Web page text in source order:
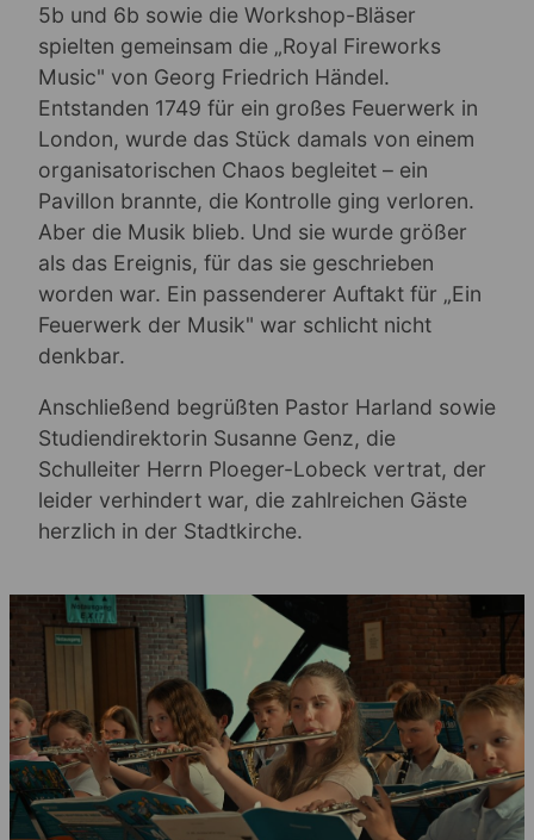
5b und 6b sowie die Workshop-Bläser
spielten gemeinsam die „Royal Fireworks
Music" von Georg Friedrich Händel.
Entstanden 1749 für ein großes Feuerwerk in
London, wurde das Stück damals von einem
organisatorischen Chaos begleitet – ein
Pavillon brannte, die Kontrolle ging verloren.
Aber die Musik blieb. Und sie wurde größer
als das Ereignis, für das sie geschrieben
worden war. Ein passenderer Auftakt für „Ein
Feuerwerk der Musik" war schlicht nicht
denkbar.
Anschließend begrüßten Pastor Harland sowie
Studiendirektorin Susanne Genz, die
Schulleiter Herrn Ploeger-Lobeck vertrat, der
leider verhindert war, die zahlreichen Gäste
herzlich in der Stadtkirche.